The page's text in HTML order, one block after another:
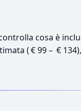
cosa è
( € 99 – €